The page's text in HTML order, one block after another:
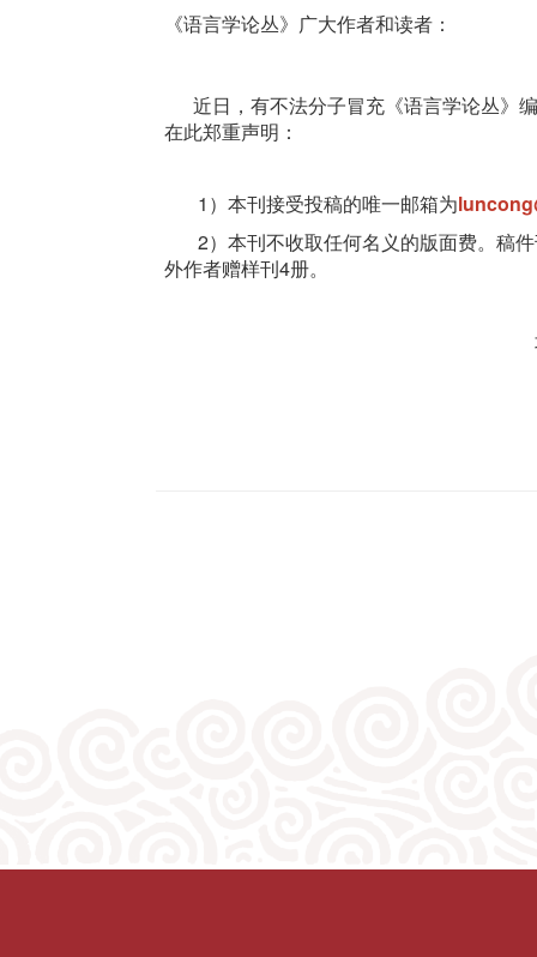
《语言学论丛》广大作者和读者：
近日，有不法分子冒充《语言学论丛》
在此郑重声明：
1）本刊接受投稿的唯一邮箱为
2）本刊不收取任何名义的版面费。稿件
外作者赠样刊4册。